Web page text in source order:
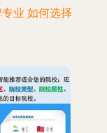
业 如何选择